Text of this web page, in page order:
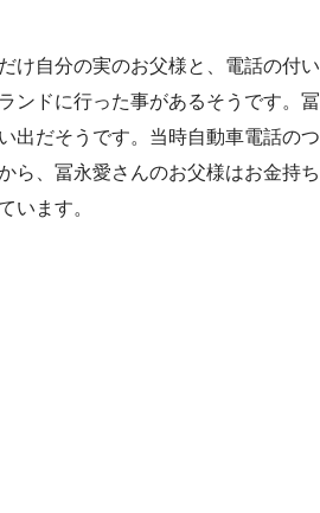
け自分の実のお父様と、電話の付い
ンドに行った事があるそうです。冨
出だそうです。当時自動車電話のつ
ら、冨永愛さんのお父様はお金持ち
います。